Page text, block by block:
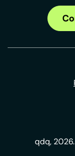
qdq,